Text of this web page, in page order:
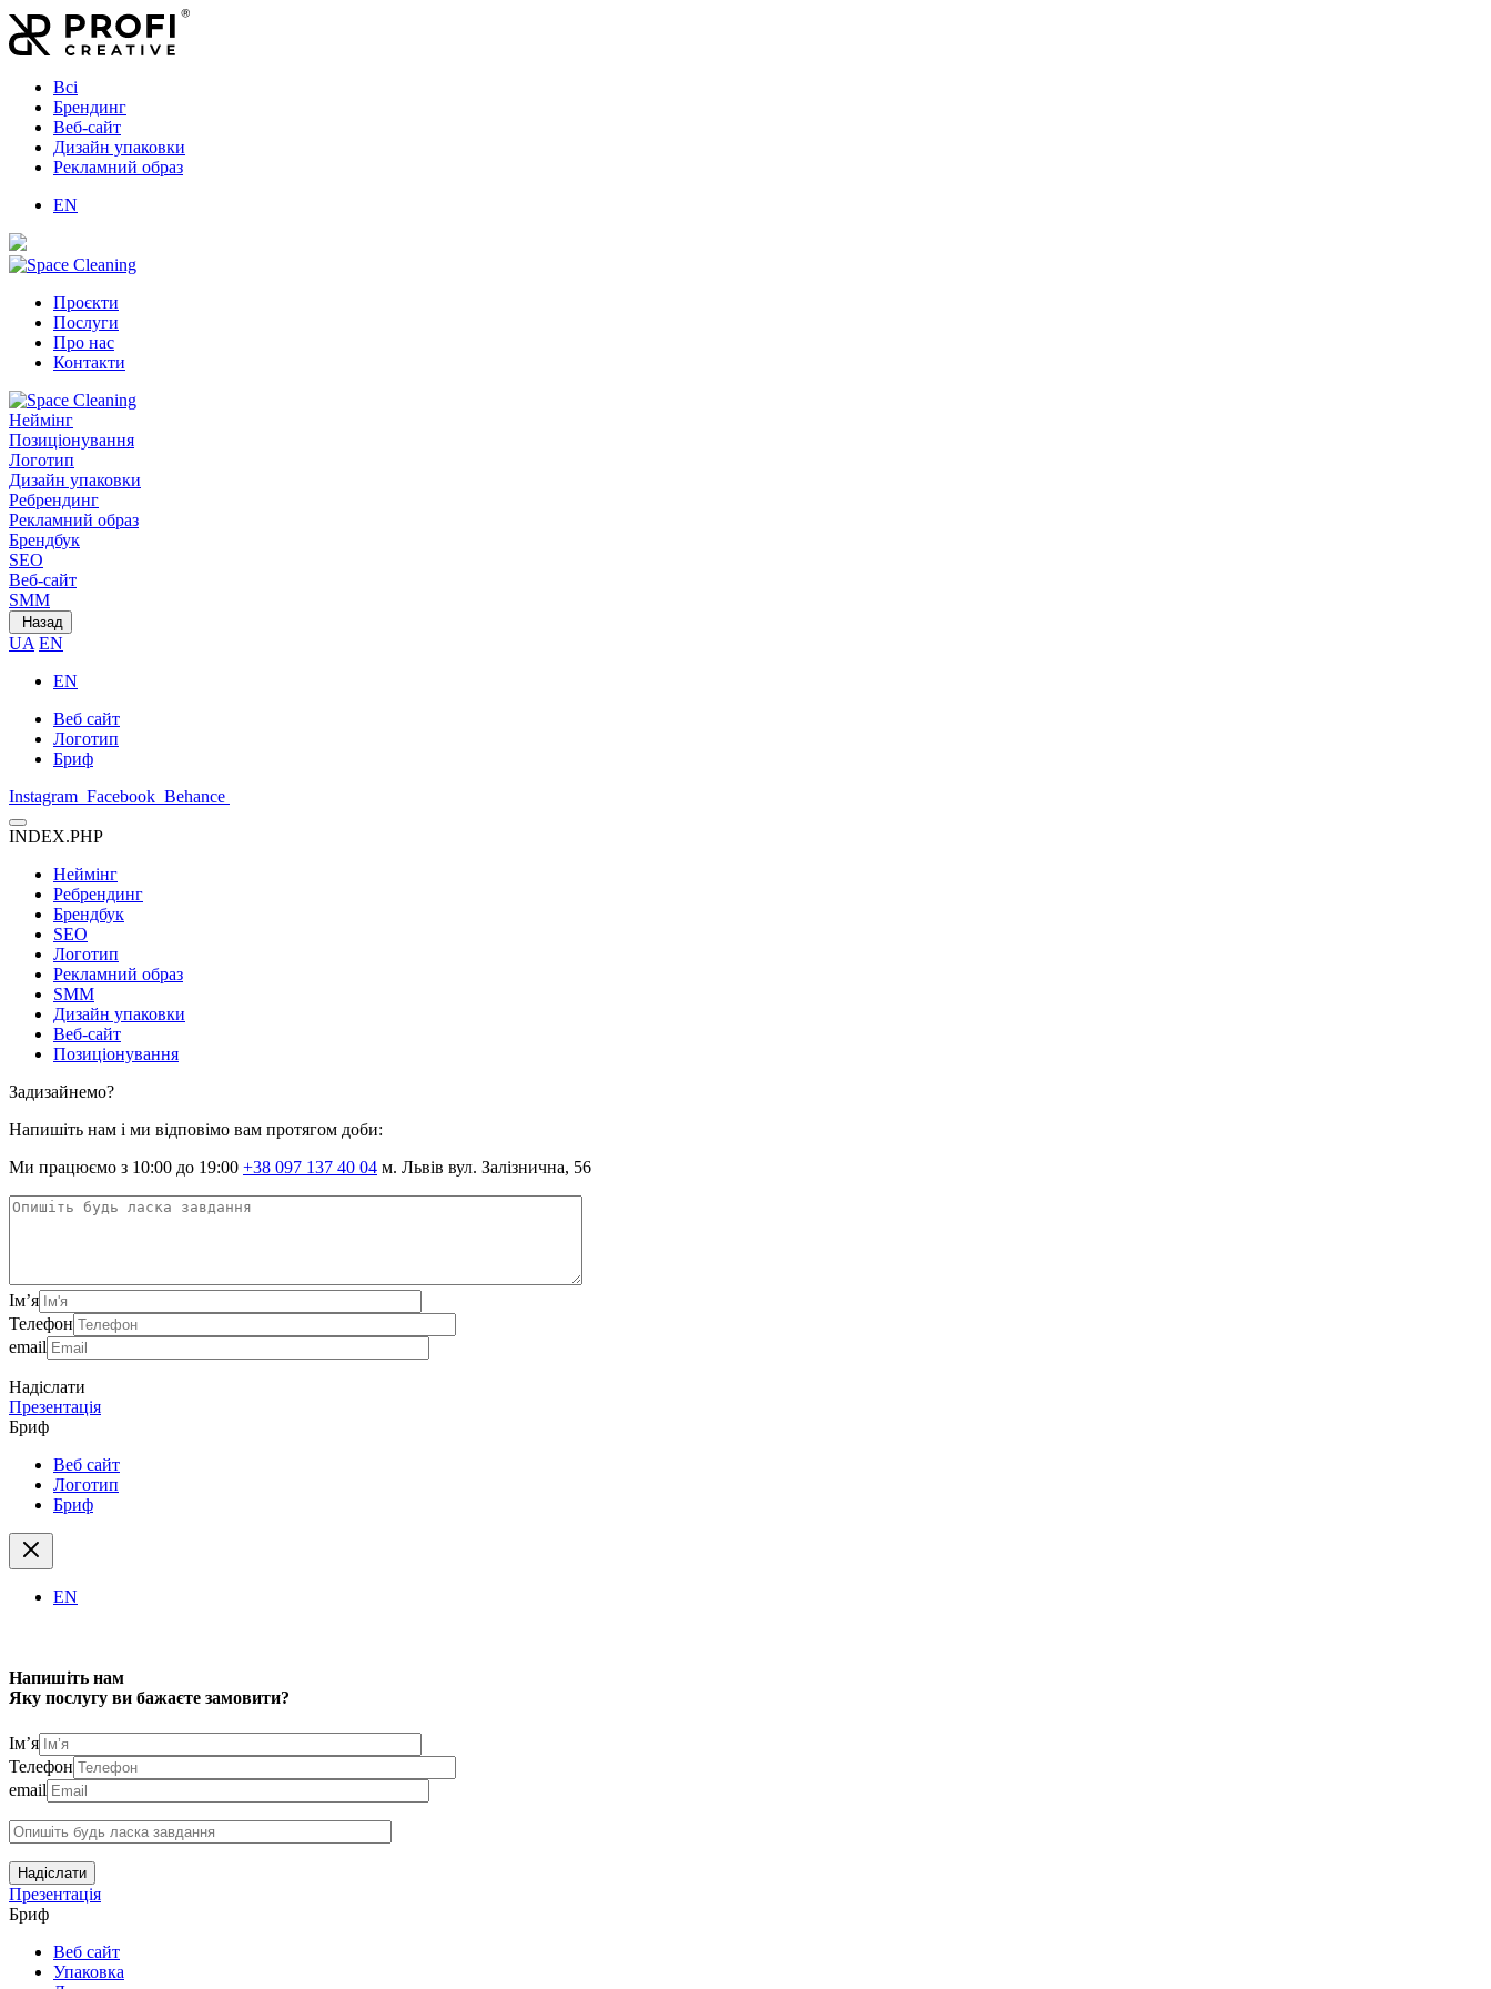
Всі
Брендинг
Веб-сайт
Дизайн упаковки
Рекламний образ
EN
Проєкти
Послуги
Про нас
Контакти
Неймінг
Позиціонування
Логотип
Дизайн упаковки
Ребрендинг
Рекламний образ
Брендбук
SEO
Веб-сайт
SMM
Назад
UA EN
EN
Веб сайт
Логотип
Бриф
Instagram Facebook Behance
INDEX.PHP
Неймінг
Ребрендинг
Брендбук
SEO
Логотип
Рекламний образ
SMM
Дизайн упаковки
Веб-сайт
Позиціонування
Задизайнемо?
Напишіть нам і ми відповімо вам протягом доби:
Ми працюємо з 10:00 до 19:00 +38 097 137 40 04 м. Львів вул. Залізнична, 56
Ім’я
Телефон
email
Надіслати
Презентація
Бриф
Веб сайт
Логотип
Бриф
EN
Напишіть нам
Яку послугу ви бажаєте замовити?
Ім’я
Телефон
email
Надіслати
Презентація
Бриф
Веб сайт
Упаковка